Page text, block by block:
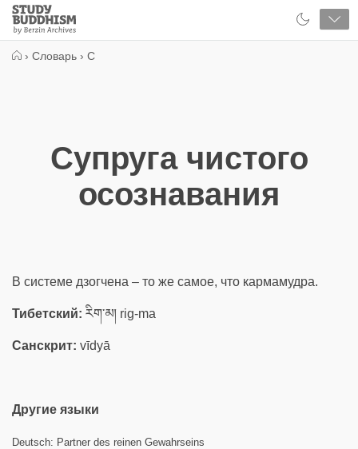
Close
Study
Buddhism
› Словарь › С
Супруга чистого
осознавания
В системе дзогчена – то же самое, что кармамудра.
Тибетский: རིག་མ། rig-ma
Санскрит: vīdyā
Другие языки
Deutsch: Partner des reinen Gewahrseins